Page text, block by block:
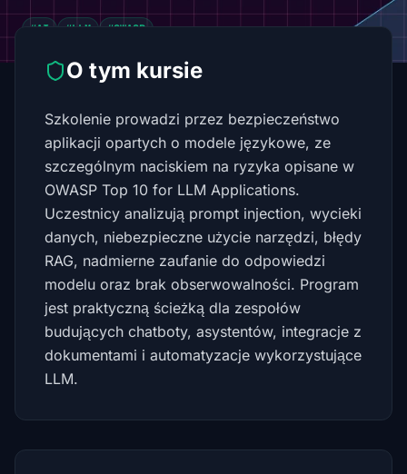
#AI #LLM #OWASP
O tym kursie
Szkolenie prowadzi przez bezpieczeństwo
aplikacji opartych o modele językowe, ze
szczególnym naciskiem na ryzyka opisane w
OWASP Top 10 for LLM Applications.
Uczestnicy analizują prompt injection, wycieki
danych, niebezpieczne użycie narzędzi, błędy
RAG, nadmierne zaufanie do odpowiedzi
modelu oraz brak obserwowalności. Program
jest praktyczną ścieżką dla zespołów
budujących chatboty, asystentów, integracje z
dokumentami i automatyzacje wykorzystujące
LLM.